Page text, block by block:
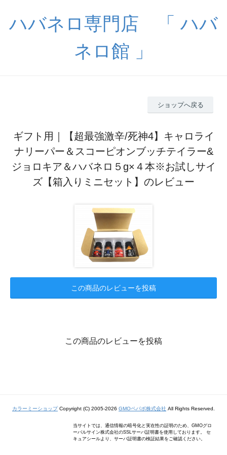
ハバネロ専門店 「 ハバ
ネロ館 」
ショップへ戻る
ギフト用｜【超最強激辛/死神4】キャロライ
ナリーパー＆スコーピオンブッチテイラー&
ジョロキア＆ハバネロ５g×４本※お試しサイ
ズ【箱入りミニセット】のレビュー
この商品のレビューを投稿
この商品のレビューを投稿
カラーミーショップCopyright (C) 2005-2026 GMOペパボ株式会社 All Rights Reserved.
当サイトでは、通信情報の暗号化と実在性の証明のため、GMOグロ
ーバルサイン株式会社のSSLサーバ証明書を使用しております。 セ
キュアシールより、サーバ証明書の検証結果をご確認ください。